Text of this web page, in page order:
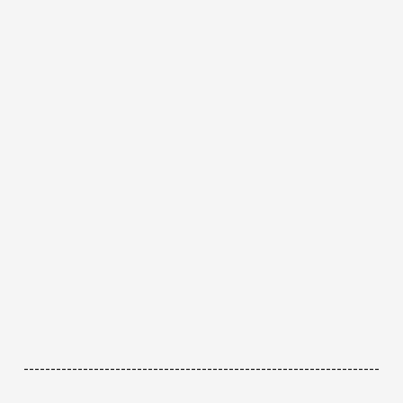
------------------------------------------------------------------